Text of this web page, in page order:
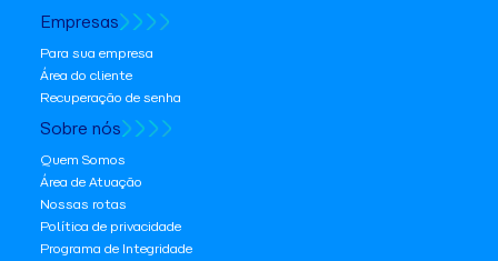
Empresas
Para sua empresa
Área do cliente
Recuperação de senha
Sobre nós
Quem Somos
Área de Atuação
Nossas rotas
Política de privacidade
Programa de Integridade